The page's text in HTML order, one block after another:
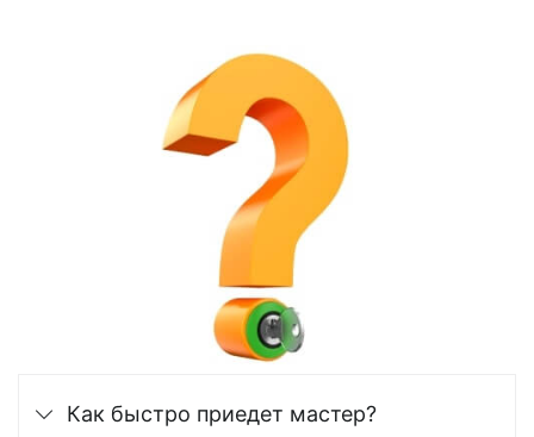
Как быстро приедет мастер?